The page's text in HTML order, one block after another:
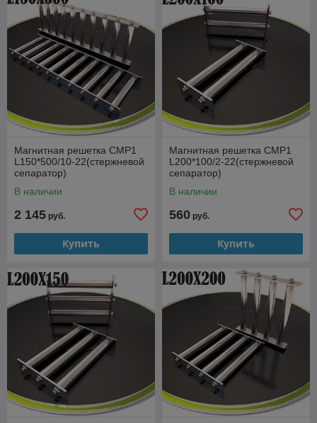
Магнитная решетка СМР1
L150*500/10-22(стержневой
сепаратор)
В наличии
2 145 руб.
Купить
Магнитная решетка СМР1
L200*100/2-22(стержневой
сепаратор)
В наличии
560 руб.
Купить